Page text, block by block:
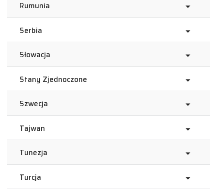
Rumunia
Serbia
Słowacja
Stany Zjednoczone
Szwecja
Tajwan
Tunezja
Turcja